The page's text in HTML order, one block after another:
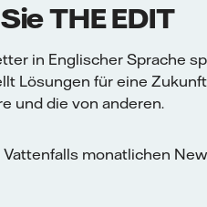
THE EDIT
in Englischer Sprache
Lösungen für eine
und die von anderen.
Vattenfalls monatlichen